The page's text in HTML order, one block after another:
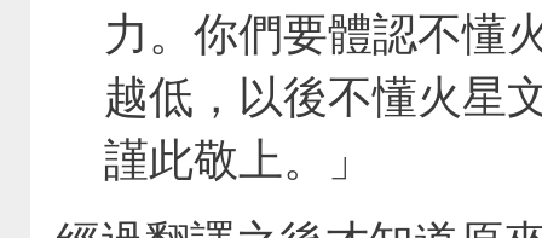
力。你們要體認不懂
越低，以後不懂火星
謹此敬上。」